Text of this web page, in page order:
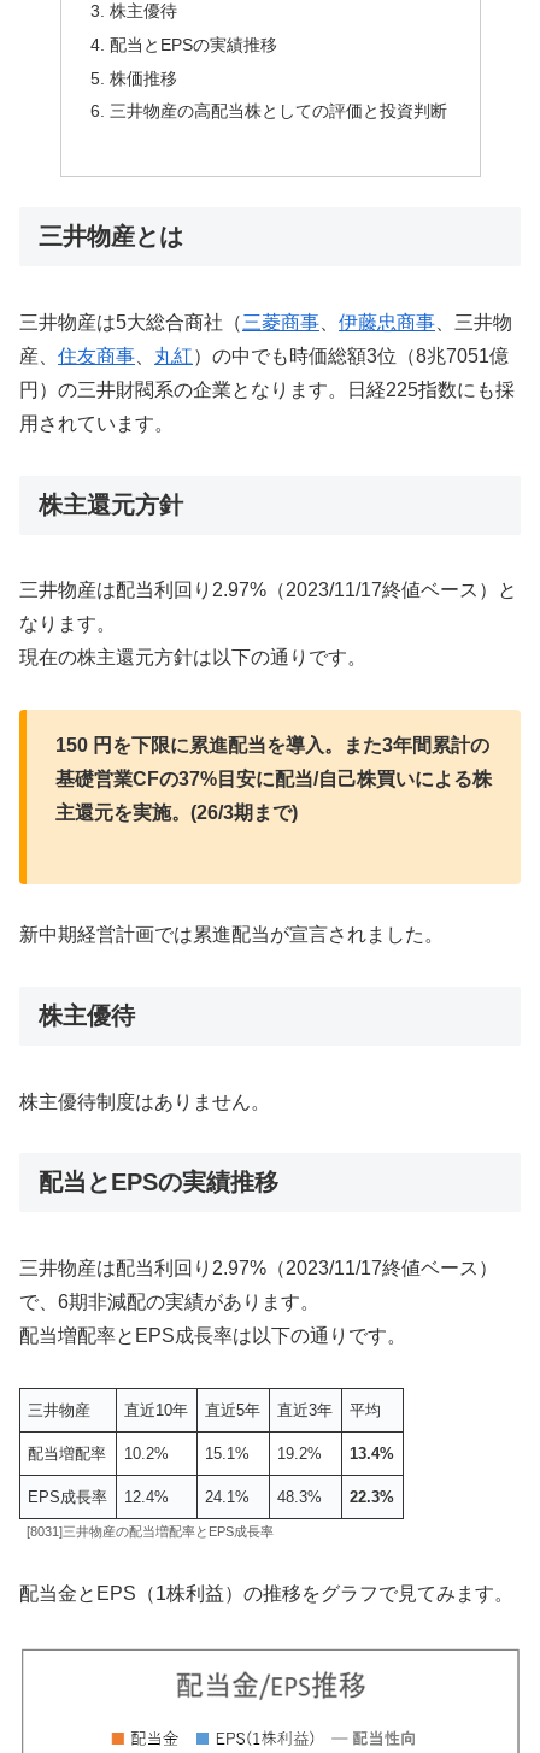
株主優待
配当とEPSの実績推移
株価推移
三井物産の高配当株としての評価と投資判断
三井物産とは
三井物産は5大総合商社（三菱商事 伊藤忠商事 、三井物
産、 住友商事 丸紅）の中でも時価総額3位（8兆7051億
円）の三井財閥系の企業となります。日経225指数にも採
用されています。
株主還元方針
三井物産は配当利回り2.97%（2023/11/17終値ベース）と
なります。
現在の株主還元方針は以下の通りです。
150 円を下限に累進配当を導入。また3年間累計の
基礎営業CFの37%目安に配当/自己株買いによる株
主還元を実施。(26/3期まで)
新中期経営計画では累進配当が宣言されました。
株主優待
株主優待制度はありません。
配当とEPSの実績推移
三井物産は配当利回り2.97%（2023/11/17終値ベース）
で、6期非減配の実績があります。
配当増配率とEPS成長率は以下の通りです。
三井物産 直近10年 直近5年 直近3年 平均
配当増配率 10.2% 15.1% 19.2% 13.4%
EPS成長率 12.4% 24.1% 48.3% 22.3%
[8031]三井物産の配当増配率とEPS成長率
配当金とEPS（1株利益）の推移をグラフで見てみます。